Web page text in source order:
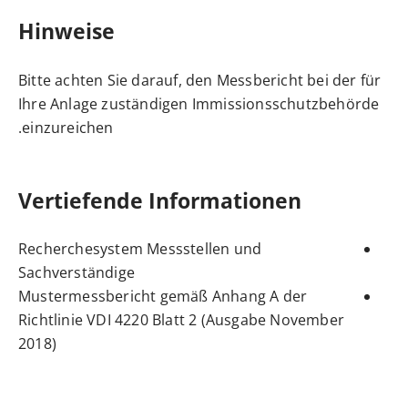
Hinweise
Bitte achten Sie darauf, den Messbericht bei der für
Ihre Anlage zuständigen Immissionsschutzbehörde
einzureichen.
Vertiefende Informationen
Recherchesystem Messstellen und
Sachverständige
Mustermessbericht gemäß Anhang A der
Richtlinie VDI 4220 Blatt 2 (Ausgabe November
2018)